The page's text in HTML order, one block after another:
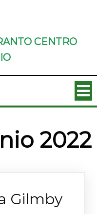
CENTRO
2022
Gilmby